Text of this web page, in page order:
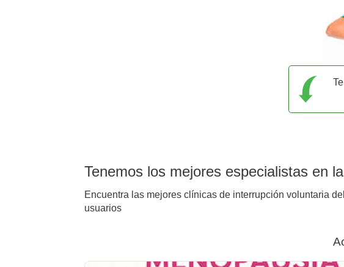
Tenemos los mejores especialistas en
Encuentra las mejores clínicas de interrupción voluntaria
usuarios